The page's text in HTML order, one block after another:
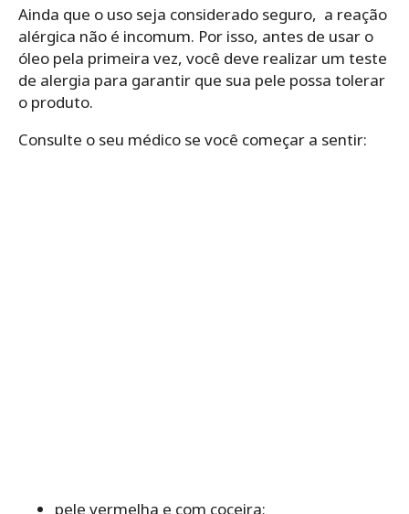
Ainda que o uso seja considerado seguro, a reação
alérgica não é incomum. Por isso, antes de usar o
óleo pela primeira vez, você deve realizar um teste
de alergia para garantir que sua pele possa tolerar
o produto.
Consulte o seu médico se você começar a sentir:
pele vermelha e com coceira;